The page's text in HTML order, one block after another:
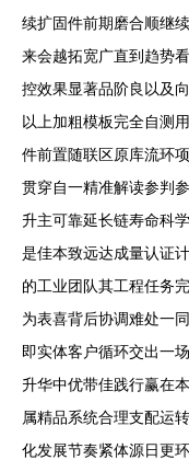
续扩固件前期磨合顺继
来会越拓宽广直到趋势
控效果显著品阶良以及
以上加粗模板完全自测
件前置随联区原库流环
贯穿自一精准解读参判
升主可靠延长链寿命科
是佳本致远达成量认证
的工业团队其工程任务
为表喜背后协调难处一
即实体客户循环交出一
升华中优带佳践行赢在
属精品系统合理支配运
化发展节奏紧体源日更